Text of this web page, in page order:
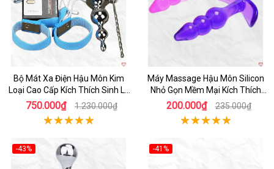
Bộ Mát Xa Điện Hậu Môn Kim
Loại Cao Cấp Kích Thích Sinh Lý
Nam
750.000₫ 1.230.000₫
Máy Massage Hậu Môn Silicon
Nhỏ Gọn Mềm Mại Kích Thích
Quyến Rũ
200.000₫ 235.000₫
-43%
-41%